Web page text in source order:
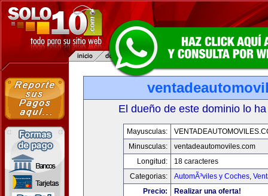
El dueño de este dominio lo
Mayusculas:
Minusculas:
ventadeautomoviles.com
Longitud:
18 caracteres
Categorias:
AutomÃ³viles y Coches,
Precio:
Realizar una oferta!